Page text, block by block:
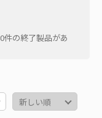
件の終了製品があ